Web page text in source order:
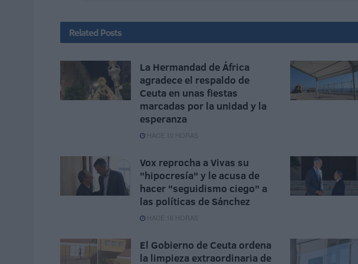
Related Posts
La Hermandad de África
agradece el respaldo de
Ceuta en unas fiestas
marcadas por la unidad y la
esperanza
HACE 10 HORAS
Vox reprocha a Vivas su
"hipocresía" y le acusa de
hacer "seguidismo ciego" a
las políticas de Sánchez
HACE 16 HORAS
El Gobierno de Ceuta ordena
la limpieza extraordinaria de